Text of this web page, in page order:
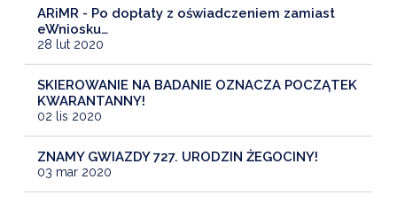
ARiMR - Po dopłaty z oświadczeniem zamiast
eWniosku…
28 lut 2020
SKIEROWANIE NA BADANIE OZNACZA POCZĄTEK
KWARANTANNY!
02 lis 2020
ZNAMY GWIAZDY 727. URODZIN ŻEGOCINY!
03 mar 2020